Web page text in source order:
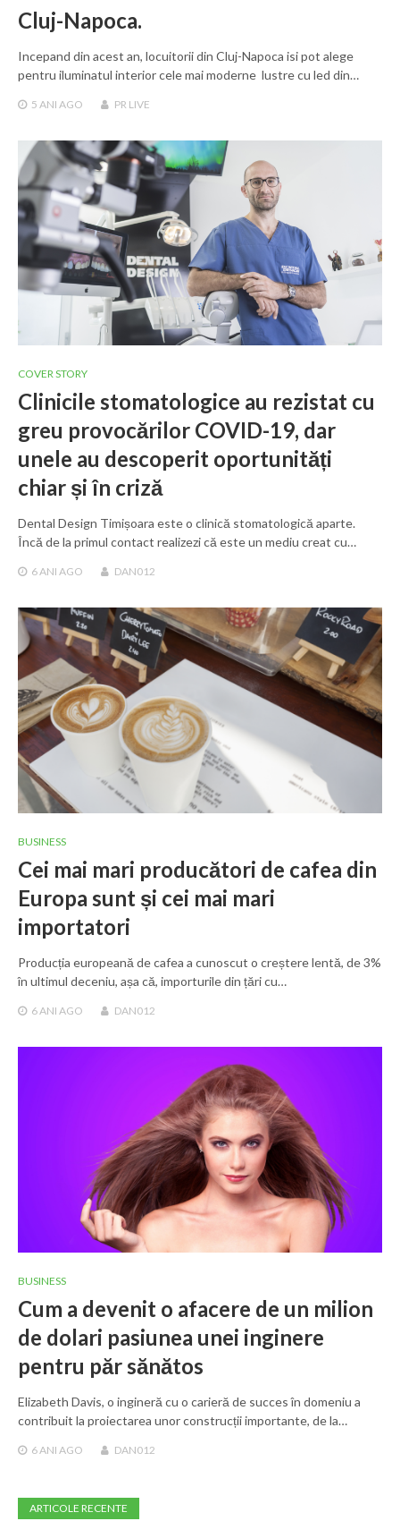
Cluj-Napoca.
Incepand din acest an, locuitorii din Cluj-Napoca isi pot alege
pentru iluminatul interior cele mai moderne lustre cu led din…
5 ANI AGO PR LIVE
COVER STORY
Clinicile stomatologice au rezistat cu
greu provocărilor COVID-19, dar
unele au descoperit oportunități
chiar și în criză
Dental Design Timișoara este o clinică stomatologică aparte.
Încă de la primul contact realizezi că este un mediu creat cu…
6 ANI AGO DAN012
BUSINESS
Cei mai mari producători de cafea din
Europa sunt și cei mai mari
importatori
Producția europeană de cafea a cunoscut o creștere lentă, de 3%
în ultimul deceniu, așa că, importurile din țări cu…
6 ANI AGO DAN012
BUSINESS
Cum a devenit o afacere de un milion
de dolari pasiunea unei inginere
pentru păr sănătos
Elizabeth Davis, o ingineră cu o carieră de succes în domeniu a
contribuit la proiectarea unor construcții importante, de la…
6 ANI AGO DAN012
ARTICOLE RECENTE